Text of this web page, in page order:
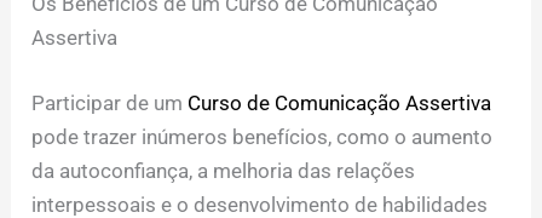
Assertiva
Participar de um Curso de Comunicação Assertiva
pode trazer inúmeros benefícios, como o aumento
da autoconfiança, a melhoria das relações
interpessoais e o desenvolvimento de habilidades